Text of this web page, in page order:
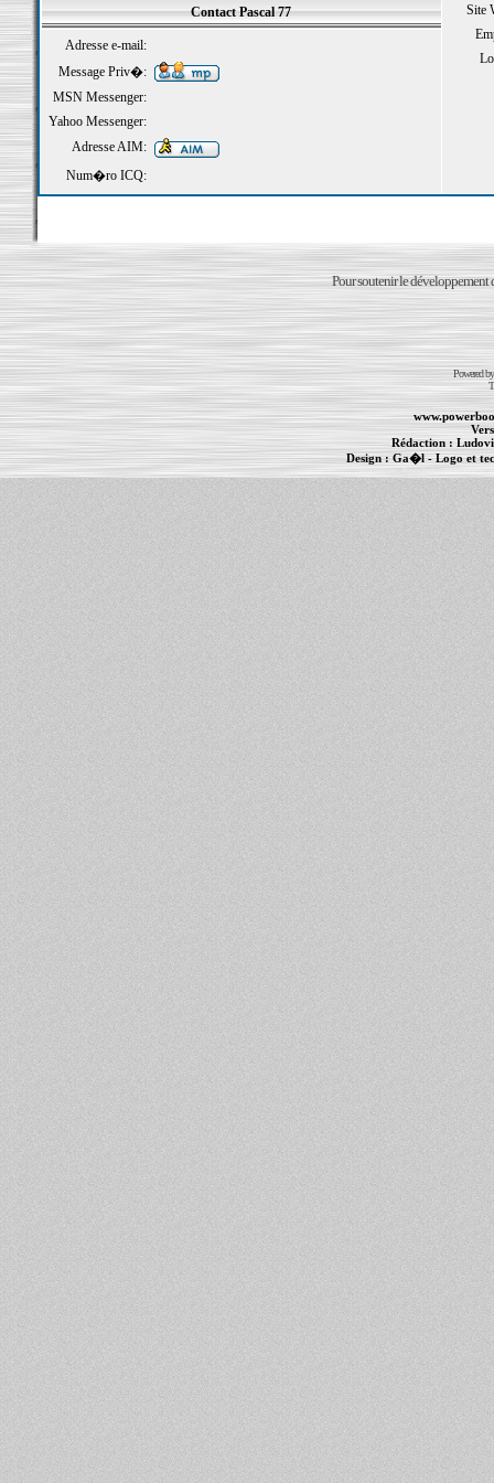
Site
Contact Pascal 77
Adresse e-mail:
Message Priv�:
MSN Messenger:
Yahoo Messenger:
Adresse AIM:
Num�ro ICQ:
Pour soutenir le développement
Powered
Rédaction :
Design : Ga�l- Logo et